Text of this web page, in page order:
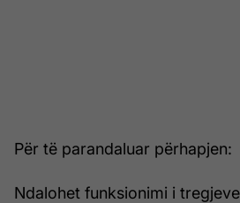
Për të parandaluar përhapjen:
Ndalohet funksionimi i